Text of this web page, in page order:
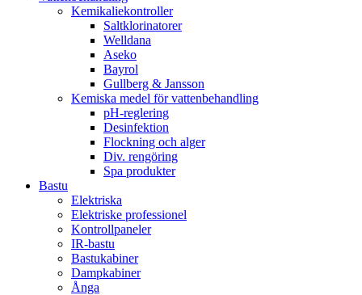
Kemikaliekontroller
Saltklorinatorer
Welldana
Aseko
Bayrol
Gullberg & Jansson
Kemiska medel för vattenbehandling
pH-reglering
Desinfektion
Flockning och alger
Div. rengöring
Spa produkter
Bastu
Elektriska
Elektriske professionel
Kontrollpaneler
IR-bastu
Bastukabiner
Dampkabiner
Ånga